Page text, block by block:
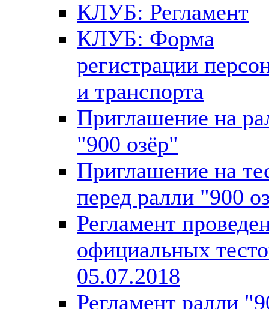
КЛУБ: Регламент
КЛУБ: Форма
регистрации
и транспорта
Приглашение на
"900 озёр"
Приглашение на
перед ралли "900
Регламент
официальных
05.07.2018
Регламент ралли